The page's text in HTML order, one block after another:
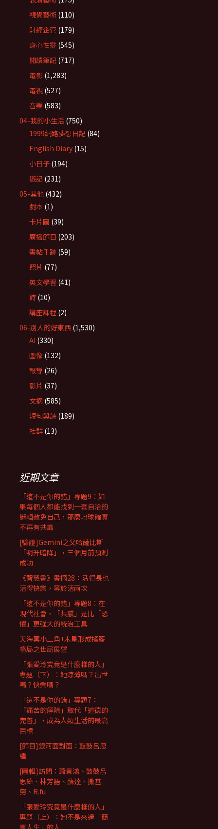
視覺藝術 (110)
財經企管 (179)
身心性靈 (545)
閱讀筆記 (717)
電影 (1,283)
電視 (527)
音樂 (583)
04-我的小生活 (750)
1999網路夢想日記 (84)
English Diary (15)
小日子 (194)
遊記 (231)
05-其他 (432)
劇本 (1)
卡片圖 (39)
廣播節目 (203)
書帖手跡 (59)
照片 (77)
英文學習 (41)
詩 (10)
講座課程 (2)
06-別人的好東西 (1,530)
AI (330)
圖像 (132)
報導 (26)
影片 (37)
文摘 (585)
短句與詩 (189)
社群 (13)
近期文章
「這不是你的錯」專題9：如
果每個人都能找到一套自洽的
邏輯赦免自己，那麼地球確實
不再有共識
[驗證]Gemini之父哈薩比斯
「明升暗降」，三個月前預測
成功
《智慧書》書摘28：活得長也
活得快樂，等於活兩次
「這不是你的錯」專題8：在
現代社會，「共感」是比「恐
懼」更強大的統治工具
天海冥小三角+木星形成搖籃
格局之世局展望
「張愛玲究竟是什麼樣的人」
專題（下）：她涼薄嗎？出世
嗎？快樂嗎？
「這不是你的錯」專題7：
「痛苦的解除」取代「道德的
完善」，成為人類生活的最高
目標
[節目]銀河面對面：鼓鼓呂思
緯
[圖輯]訪問：蕭景鴻、鼓鼓呂
思緯、林芳語、蘇達、撒基
努、R.fu
「張愛玲究竟是什麼樣的人」
專題（上）：她不是來過「簡
單人生」的人